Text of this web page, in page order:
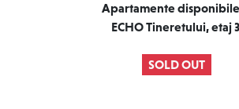
Apartamente
ECHO Tineretului, etaj
SOLD OUT